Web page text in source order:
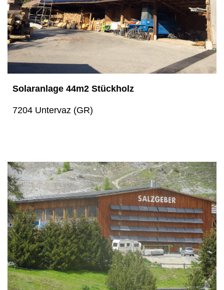
Solaranlage 44m2 Stückholz
7204 Untervaz (GR)